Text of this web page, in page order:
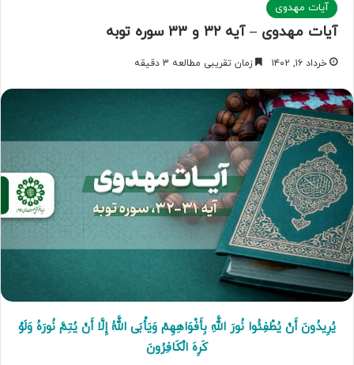
آیات مهدوی
آیات مهدوی – آیه ۳۲ و ۳۳ سوره توبه
خرداد ۱۶, ۱۴۰۲ زمان تقریبی مطالعه 3 دقیقه
یُرِیدُونَ أَنْ یُطْفِئُوا نُورَ اللَّهِ بِأَفْوَاهِهِمْ وَیَأْبَى اللَّهُ إِلَّا أَنْ یُتِمَّ نُورَهُ وَلَوْ
کَرِهَ الْکَافِرُونَ